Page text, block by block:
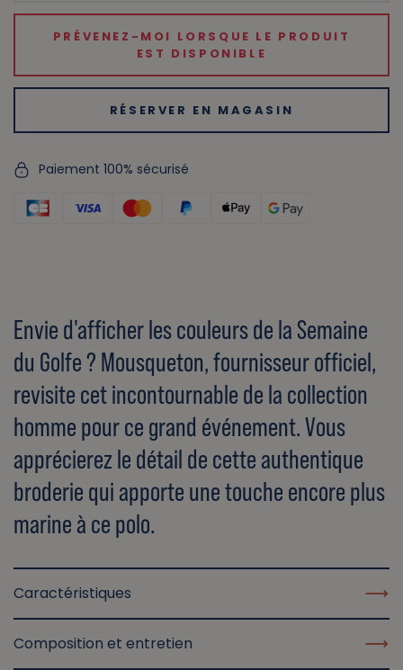
PRÉVENEZ-MOI LORSQUE LE PRODUIT
EST DISPONIBLE
RÉSERVER EN MAGASIN
Paiement 100% sécurisé
Envie d'afficher les couleurs de la Semaine
du Golfe ? Mousqueton, fournisseur officiel,
revisite cet incontournable de la collection
homme pour ce grand événement. Vous
apprécierez le détail de cette authentique
broderie qui apporte une touche encore plus
marine à ce polo.
Caractéristiques
Composition et entretien